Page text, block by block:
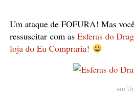
Um ataque de FOFURA! Mas
ressuscitar com as Esferas do
loja do Eu Compraria!
em